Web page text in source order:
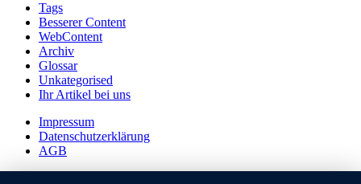
Tags
Besserer Content
WebContent
Archiv
Glossar
Unkategorised
Ihr Artikel bei uns
Impressum
Datenschutzerklärung
AGB